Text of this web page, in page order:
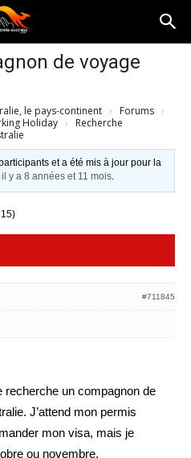
de voyage
le pays-continent › Forums ›
Holiday ›
Recherche
et a été mis à jour pour la
il y a 8 années et 11 mois.
#711845
recherche un compagnon de
J’attend mon permis
mon visa, mais je
ou novembre.